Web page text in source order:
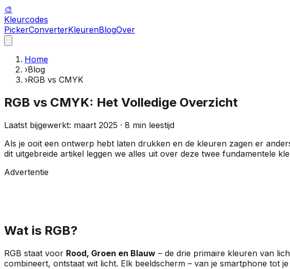
🎨
Kleurcodes
PickerConverterKleurenBlogOver
Home
›Blog
›RGB vs CMYK
RGB vs CMYK: Het Volledige Overzicht
Laatst bijgewerkt: maart 2025 · 8 min leestijd
Als je ooit een ontwerp hebt laten drukken en de kleuren zagen er
dit uitgebreide artikel leggen we alles uit over deze twee fundamentele
Advertentie
Wat is RGB?
RGB staat voor Rood, Groen en Blauw – de drie primaire kleuren van
combineert, ontstaat wit licht. Elk beeldscherm – van je smartphone tot